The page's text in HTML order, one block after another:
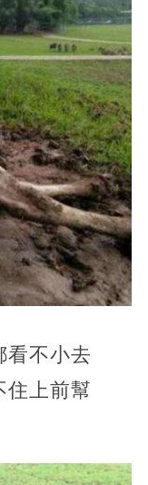
看不小去
住上前幫